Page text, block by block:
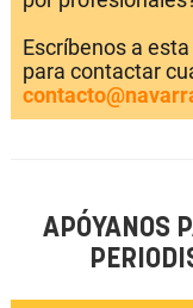
Escríbenos a
para contactar
APÓYANOS